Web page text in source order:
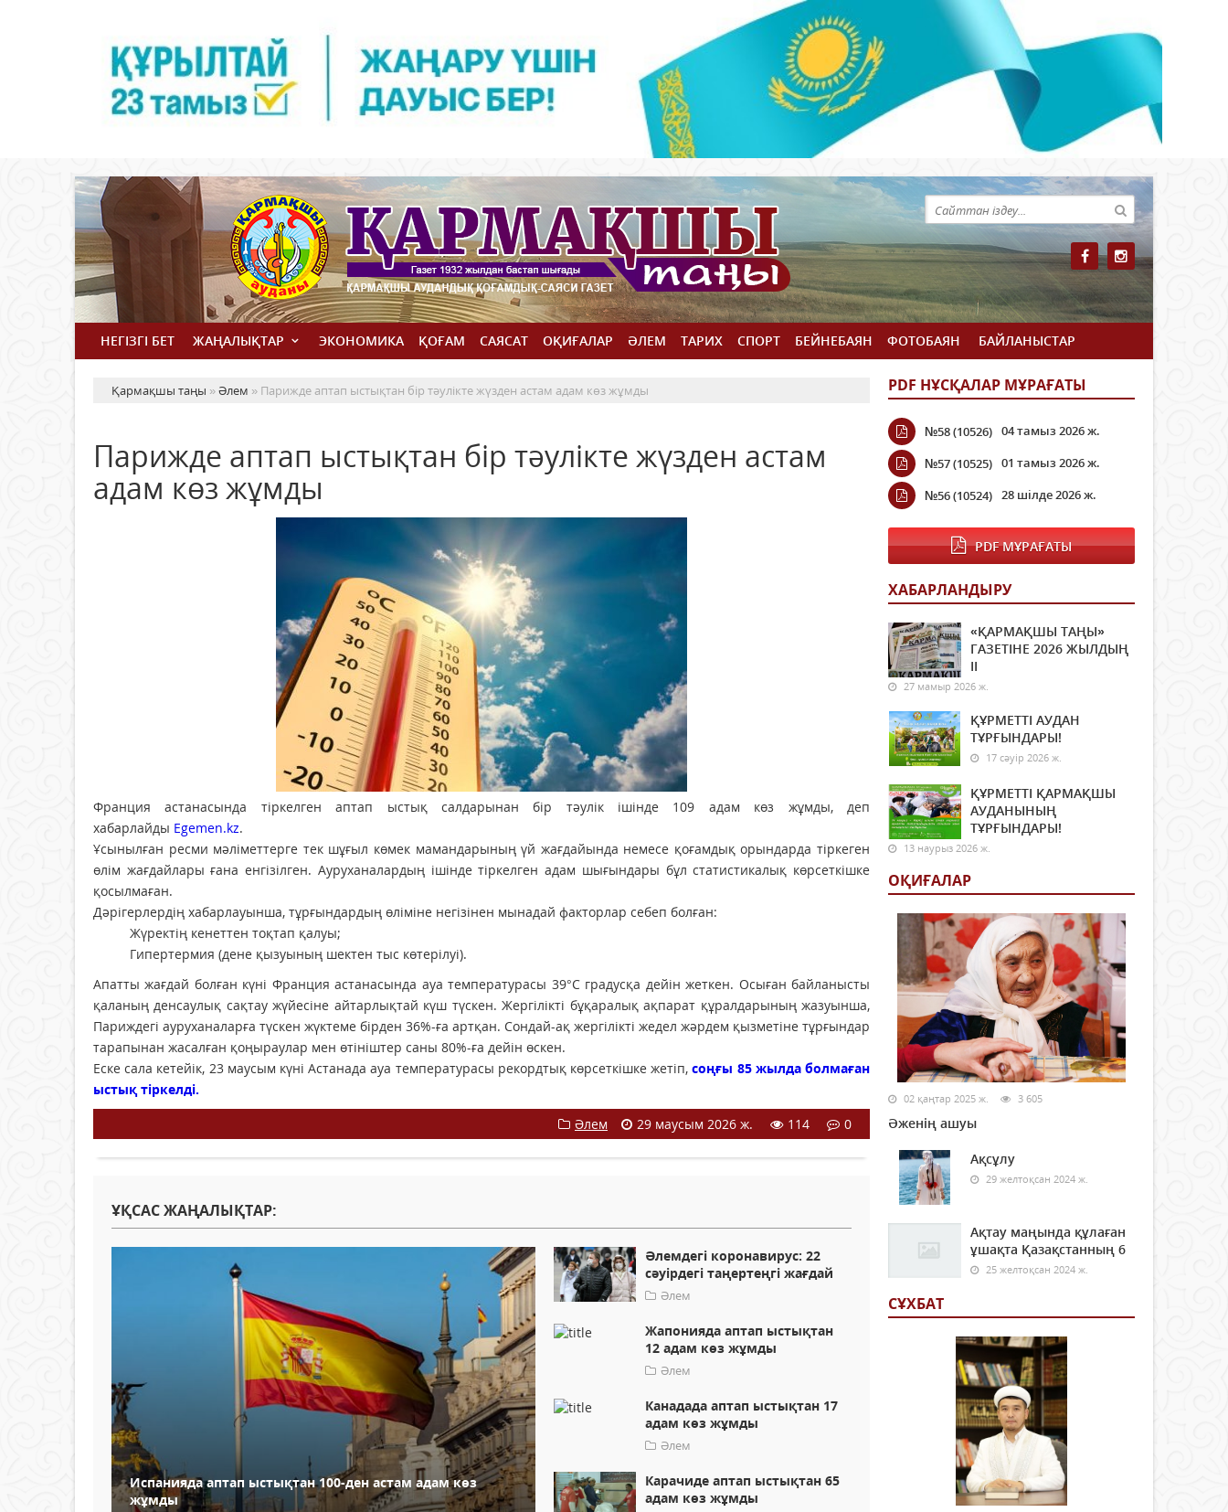
НЕГІЗГІ БЕТ ЖАҢАЛЫҚТАР ЭКОНОМИКА ҚОҒАМ САЯСАТ ОҚИҒАЛАР ӘЛЕМ ТАРИХ СПОРТ БЕЙНЕБАЯН ФОТОБАЯН БАЙЛАНЫСТАР
Қармақшы таңы »Әлем » Парижде аптап ыстықтан бір тәулікте жүзден астам адам көз жұмды
Парижде аптап ыстықтан бір тәулікте жүзден астам
адам көз жұмды
Франция астанасында тіркелген аптап ыстық салдарынан бір тәулік ішінде 109 адам көз жұмды, деп
хабарлайды Egemen.kz.
Ұсынылған ресми мәліметтерге тек шұғыл көмек мамандарының үй жағдайында немесе қоғамдық орындарда тіркеген
өлім жағдайлары ғана енгізілген. Ауруханалардың ішінде тіркелген адам шығындары бұл статистикалық көрсеткішке
қосылмаған.
Дәрігерлердің хабарлауынша, тұрғындардың өліміне негізінен мынадай факторлар себеп болған:
Жүректің кенеттен тоқтап қалуы;
Гипертермия (дене қызуының шектен тыс көтерілуі).
Апатты жағдай болған күні Франция астанасында ауа температурасы 39°C градусқа дейін жеткен. Осыған байланысты
қаланың денсаулық сақтау жүйесіне айтарлықтай күш түскен. Жергілікті бұқаралық ақпарат құралдарының жазуынша,
Париждегі ауруханаларға түскен жүктеме бірден 36%-ға артқан. Сондай-ақ жергілікті жедел жәрдем қызметіне тұрғындар
тарапынан жасалған қоңыраулар мен өтініштер саны 80%-ға дейін өскен.
Еске сала кетейік, 23 маусым күні Астанада ауа температурасы рекордтық көрсеткішке жетіп,соңғы 85 жылда болмаған
ыстық тіркелді.
Әлем
29 маусым 2026 ж. 114 0
ҰҚСАС ЖАҢАЛЫҚТАР:
Испанияда аптап ыстықтан 100-ден астам адам көз
жұмды
Әлемдегі коронавирус: 22
сәуірдегі таңертеңгі жағдай
Әлем
Жапонияда аптап ыстықтан
12 адам көз жұмды
Әлем
Канадада аптап ыстықтан 17
адам көз жұмды
Әлем
Карачиде аптап ыстықтан 65
адам көз жұмды
PDF НҰСҚАЛАР МҰРАҒАТЫ
№58 (10526) 04 тамыз 2026 ж.
№57 (10525) 01 тамыз 2026 ж.
№56 (10524) 28 шілде 2026 ж.
PDF МҰРАҒАТЫ
ХАБАРЛАНДЫРУ
«ҚАРМАҚШЫ ТАҢЫ»
ГАЗЕТІНЕ 2026 ЖЫЛДЫҢ
ІI
27 мамыр 2026 ж.
ҚҰРМЕТТІ АУДАН
ТҰРҒЫНДАРЫ!
17 сәуір 2026 ж.
ҚҰРМЕТТІ ҚАРМАҚШЫ
АУДАНЫНЫҢ
ТҰРҒЫНДАРЫ!
13 наурыз 2026 ж.
ОҚИҒАЛАР
02 қаңтар 2025 ж. 3 605
Әженің ашуы
Ақсұлу
29 желтоқсан 2024 ж.
Ақтау маңында құлаған
ұшақта Қазақстанның 6
25 желтоқсан 2024 ж.
СҰХБАТ